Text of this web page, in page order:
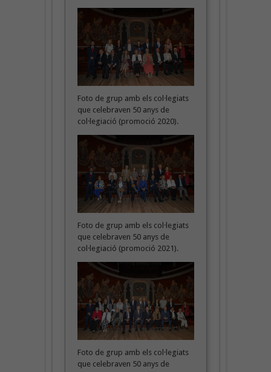
Foto de grup amb els col·legiats
que celebraven 50 anys de
col·legiació (promoció 2020).
Foto de grup amb els col·legiats
que celebraven 50 anys de
col·legiació (promoció 2021).
Foto de grup amb els col·legiats
que celebraven 50 anys de